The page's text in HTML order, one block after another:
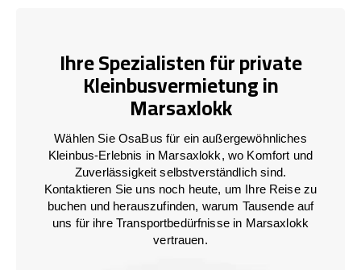
Ihre Spezialisten für private
Kleinbusvermietung in
Marsaxlokk
Wählen Sie OsaBus für ein außergewöhnliches
Kleinbus-Erlebnis in Marsaxlokk, wo Komfort und
Zuverlässigkeit selbstverständlich sind.
Kontaktieren Sie uns noch heute, um Ihre Reise zu
buchen und herauszufinden, warum Tausende auf
uns für ihre Transportbedürfnisse in Marsaxlokk
vertrauen.